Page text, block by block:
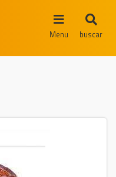
Menu buscar